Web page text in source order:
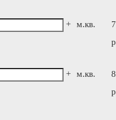
+ м.кв.
+ м.кв.